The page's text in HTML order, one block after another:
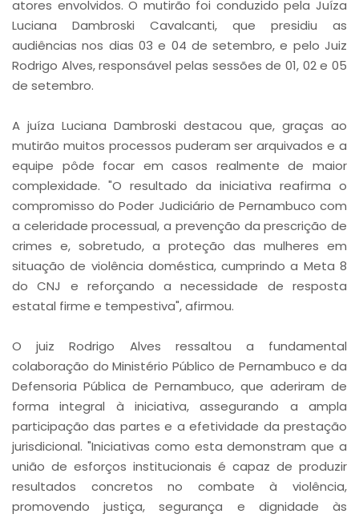
atores envolvidos. O mutirão foi conduzido pela Juíza
Luciana Dambroski Cavalcanti, que presidiu as
audiências nos dias 03 e 04 de setembro, e pelo Juiz
Rodrigo Alves, responsável pelas sessões de 01, 02 e 05
de setembro.
A juíza Luciana Dambroski destacou que, graças ao
mutirão muitos processos puderam ser arquivados e a
equipe pôde focar em casos realmente de maior
complexidade. "O resultado da iniciativa reafirma o
compromisso do Poder Judiciário de Pernambuco com
a celeridade processual, a prevenção da prescrição de
crimes e, sobretudo, a proteção das mulheres em
situação de violência doméstica, cumprindo a Meta 8
do CNJ e reforçando a necessidade de resposta
estatal firme e tempestiva", afirmou.
O juiz Rodrigo Alves ressaltou a fundamental
colaboração do Ministério Público de Pernambuco e da
Defensoria Pública de Pernambuco, que aderiram de
forma integral à iniciativa, assegurando a ampla
participação das partes e a efetividade da prestação
jurisdicional. "Iniciativas como esta demonstram que a
união de esforços institucionais é capaz de produzir
resultados concretos no combate à violência,
promovendo justiça, segurança e dignidade às